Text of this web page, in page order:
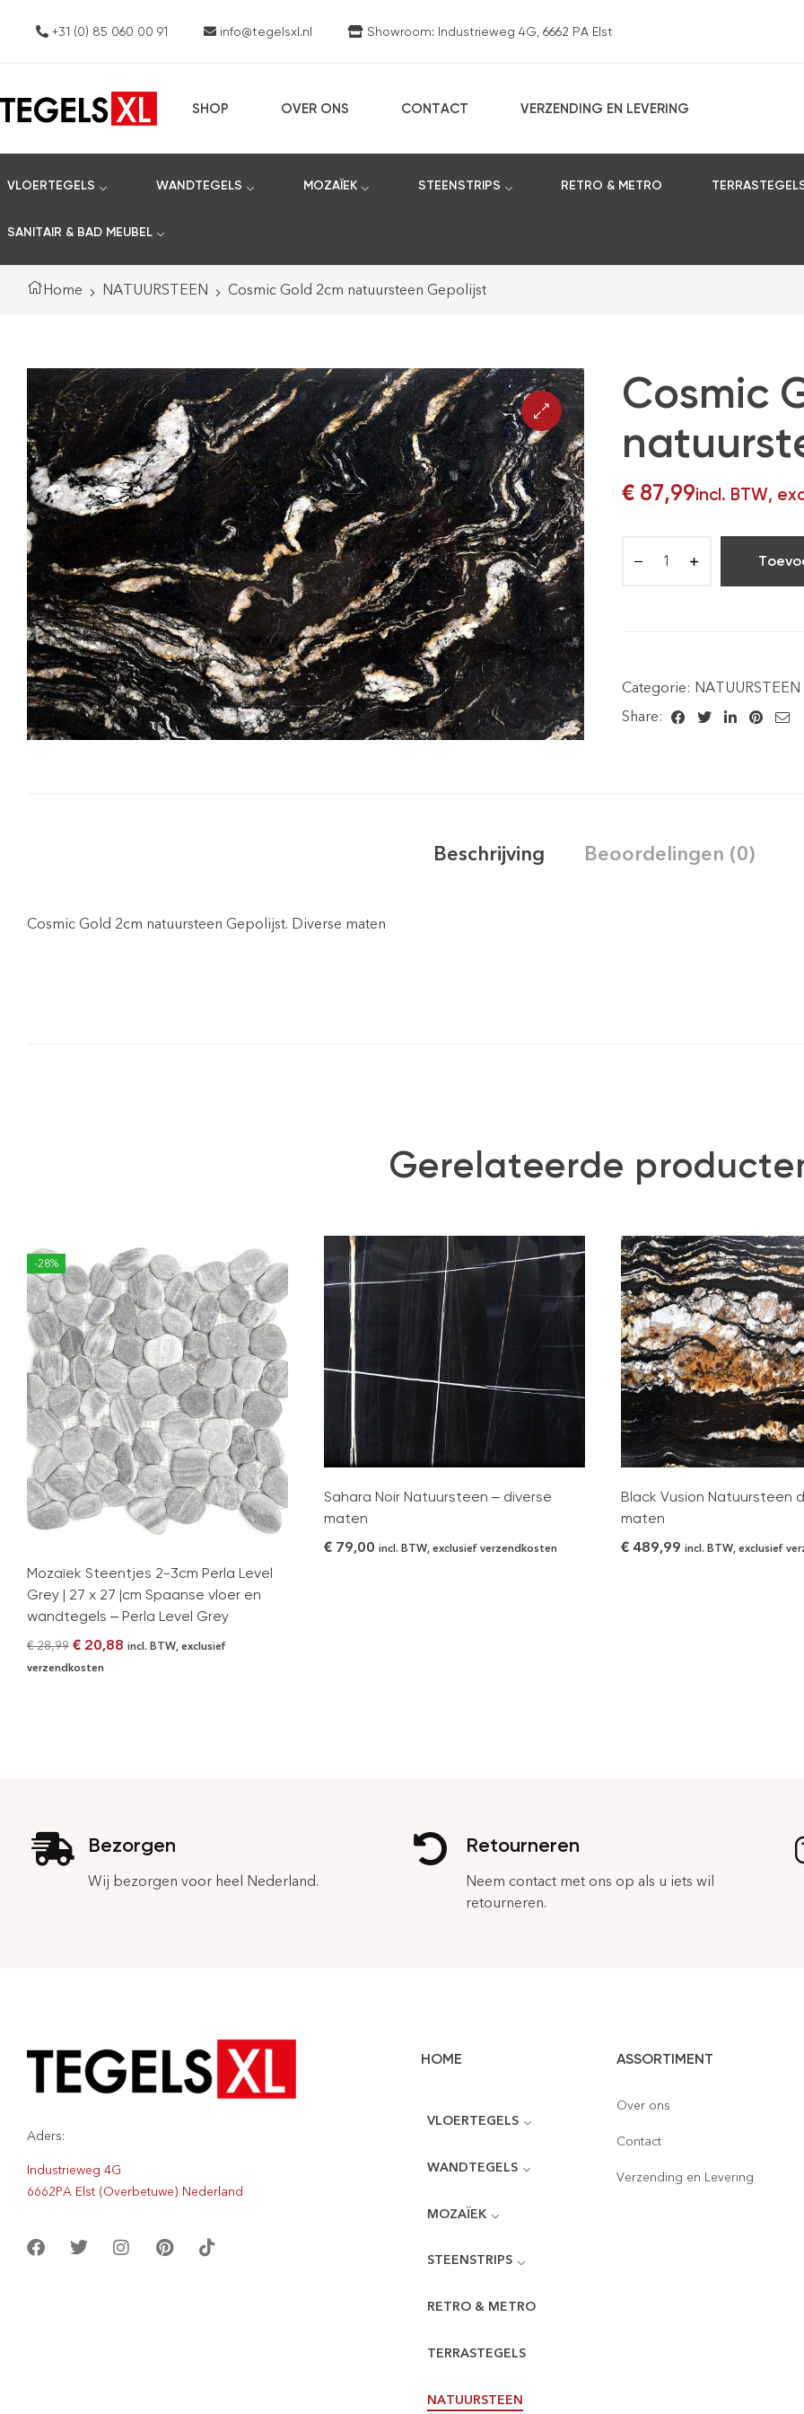
+31 (0) 85 060 00 91 info@tegelsxl.nl Showroom: Industrieweg 4G, 6662 PA Elst
SHOP OVER ONS CONTACT VERZENDING EN LEVERING
VLOERTEGELS WANDTEGELS MOZAÏEK STEENSTRIPS RETRO & METRO
SANITAIR & BAD MEUBEL
Home NATUURSTEEN Cosmic Gold 2cm natuursteen Gepolijst
Cosmic
€87,99incl. BTW,
Categorie: NATUURSTEEN
Share:
Beschrijving Beoordelingen (0)
Cosmic Gold 2cm natuursteen Gepolijst. Diverse maten
Gerelateerde
-28%
Mozaïek Steentjes 2-3cm Perla Level
Grey | 27 x 27 |cm Spaanse vloer en
wandtegels – Perla Level Grey
€28,99 € 20,88 incl. BTW, exclusief
verzendkosten
Sahara Noir Natuursteen – diverse
maten
€ 79,00 incl. BTW, exclusief verzendkosten
Black Vusion Natuursteen
maten
€ 489,99 incl. BTW, exclusief
Bezorgen
Wij bezorgen voor heel Nederland.
Retourneren
Neem contact met ons op als u iets wil
retourneren.
Aders:
Industrieweg 4G
6662PA Elst (Overbetuwe) Nederland
HOME
VLOERTEGELS
WANDTEGELS
MOZAÏEK
STEENSTRIPS
RETRO & METRO
TERRASTEGELS
NATUURSTEEN
ASSORTIMENT
Over ons
Contact
Verzending en Levering